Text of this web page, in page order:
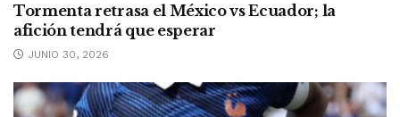
Tormenta retrasa el México vs Ecuador; la
afición tendrá que esperar
JUNIO 30, 2026